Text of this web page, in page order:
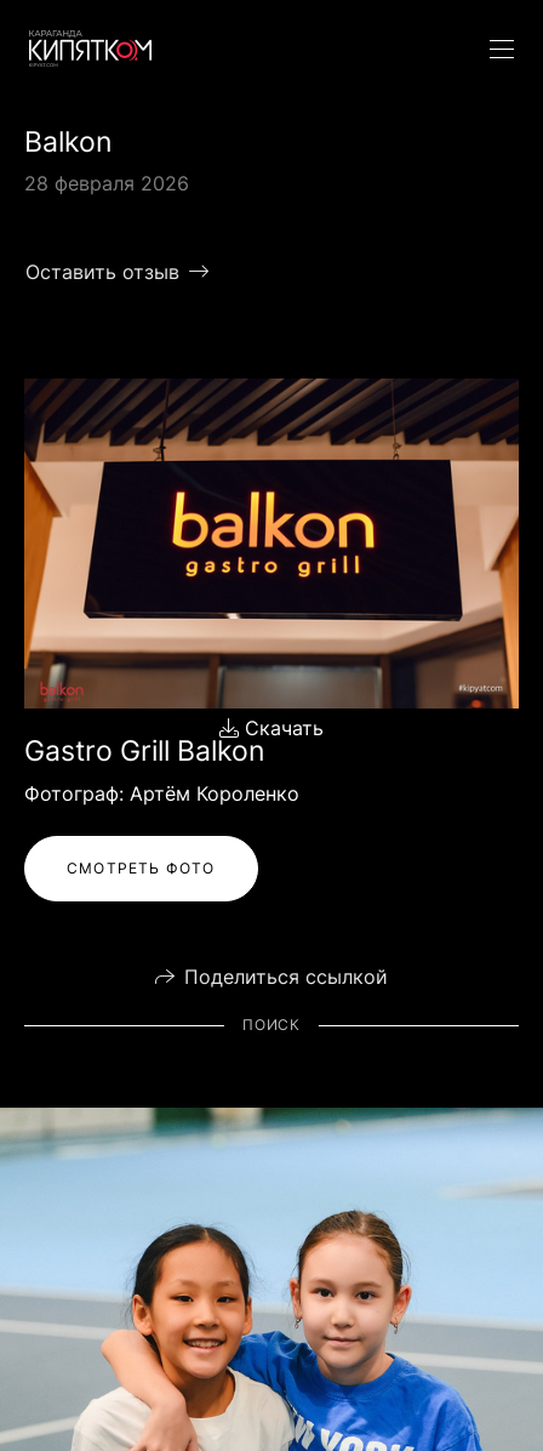
Balkon
28 февраля 2026
Оставить отзыв
Скачать
Gastro Grill Balkon
Фотограф: Артём Короленко
СМОТРЕТЬ ФОТО
Поделиться ссылкой
ПОИСК